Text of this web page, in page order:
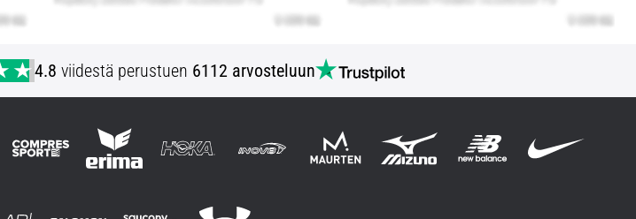
4.8 viidestä perustuen 6112 arvosteluun